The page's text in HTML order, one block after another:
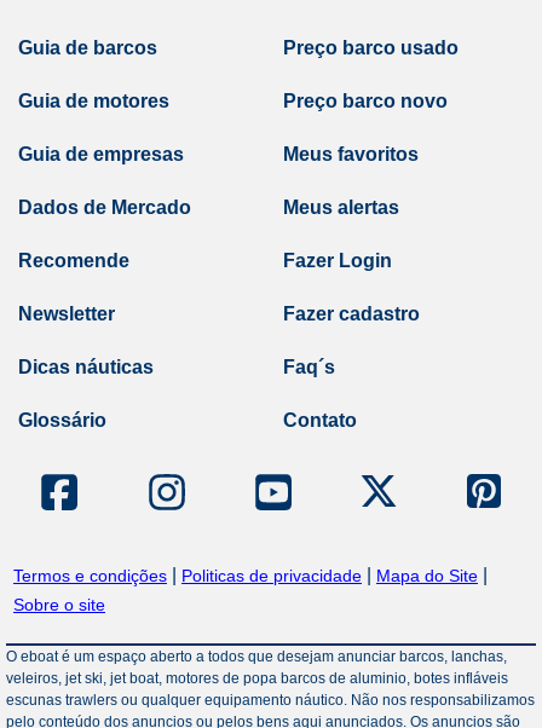
Guia de barcos
Guia de motores
Guia de empresas
Dados de Mercado
Preço barco usado
Preço barco novo
Meus favoritos
Meus alertas
Recomende
Newsletter
Dicas náuticas
Glossário
Fazer Login
Fazer cadastro
Faq´s
Contato
Termos e condições Politicas de privacidade Mapa do Site
Sobre o site
O eboat é um espaço aberto a todos que desejam anunciar barcos, lanchas,
veleiros, jet ski, jet boat, motores de popa barcos de aluminio, botes infláveis
escunas trawlers ou qualquer equipamento náutico. Não nos responsabilizamos
pelo conteúdo dos anuncios ou pelos bens aqui anunciados. Os anuncios são